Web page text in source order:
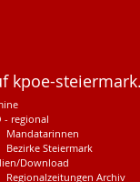
kpoe-
- regional
Mandatarinnen
Bezirke Steiermark
Download
Regionalzeitungen Archiv